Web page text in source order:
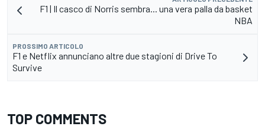
F1 | Il casco di Norris sembra... una vera palla da basket
NBA
PROSSIMO ARTICOLO
F1 e Netflix annunciano altre due stagioni di Drive To
Survive
TOP COMMENTS